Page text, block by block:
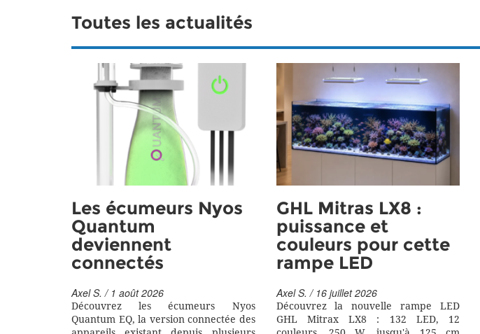
Toutes les actualités
Les écumeurs Nyos
Quantum
deviennent
connectés
Axel S. / 1 août 2026
Découvrez les écumeurs Nyos
Quantum EQ, la version connectée des
GHL Mitras LX8 :
puissance et
couleurs pour cette
rampe LED
Axel S. / 16 juillet 2026
Découvrez la nouvelle rampe LED
GHL Mitrax LX8 : 132 LED, 12